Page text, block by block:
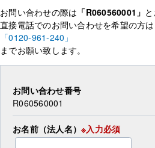
お問い合わせの際は 「R060560001」
直接電話でのお問い合わせを希望の方は
「0120-961-240」
までお願い致します。
お問い合わせ番号
R060560001
お名前（法人名） ※入力必須